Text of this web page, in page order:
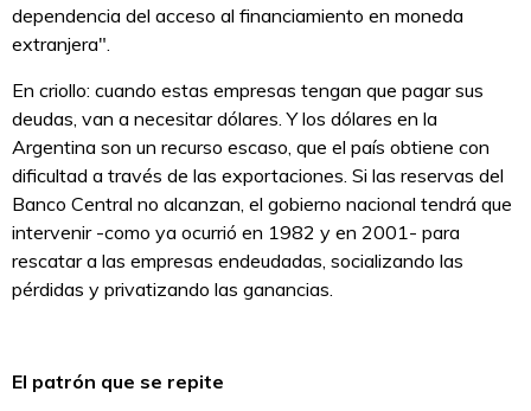
dependencia del acceso al financiamiento en moneda
extranjera".
En criollo: cuando estas empresas tengan que pagar sus
deudas, van a necesitar dólares. Y los dólares en la
Argentina son un recurso escaso, que el país obtiene con
dificultad a través de las exportaciones. Si las reservas del
Banco Central no alcanzan, el gobierno nacional tendrá que
intervenir -como ya ocurrió en 1982 y en 2001- para
rescatar a las empresas endeudadas, socializando las
pérdidas y privatizando las ganancias.
El patrón que se repite